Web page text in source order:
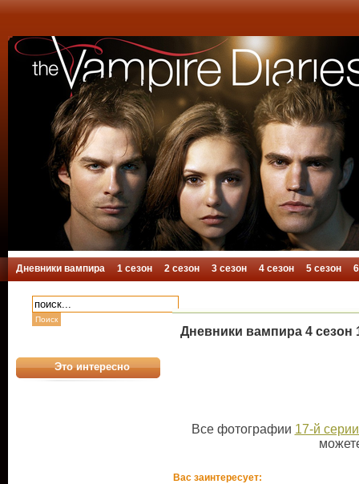
Дневники вампира 1 сезон 2 сезон 3 сезон 4 сезон 5 сезон
Это интересно
Дневники вампира 4
Все фотографии 17-й
Вас заинтересует: